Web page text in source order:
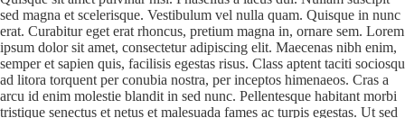
sed magna et scelerisque. Vestibulum vel nulla quam. Quisque in nunc
erat. Curabitur eget erat rhoncus, pretium magna in, ornare sem. Lorem
ipsum dolor sit amet, consectetur adipiscing elit. Maecenas nibh enim,
semper et sapien quis, facilisis egestas risus. Class aptent taciti sociosqu
ad litora torquent per conubia nostra, per inceptos himenaeos. Cras a
arcu id enim molestie blandit in sed nunc. Pellentesque habitant morbi
tristique senectus et netus et malesuada fames ac turpis egestas. Ut sed